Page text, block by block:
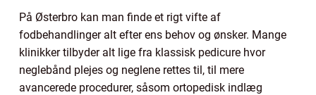
På Østerbro kan man finde et rigt vifte af
fodbehandlinger alt efter ens behov og ønsker. Mange
klinikker tilbyder alt lige fra klassisk pedicure hvor
neglebånd plejes og neglene rettes til, til mere
avancerede procedurer, såsom ortopedisk indlæg